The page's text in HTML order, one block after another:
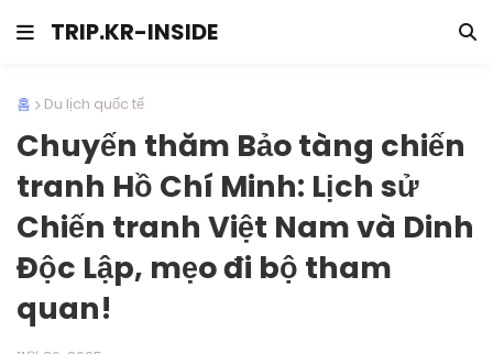
TRIP.KR-INSIDE
홈 Du lịch quốc tế
Chuyến thăm Bảo tàng chiến
tranh Hồ Chí Minh: Lịch sử
Chiến tranh Việt Nam và Dinh
Độc Lập, mẹo đi bộ tham
quan!